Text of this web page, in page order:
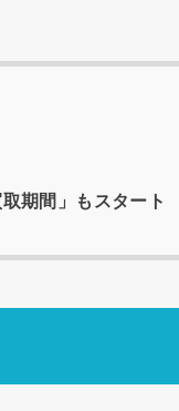
期間」もスタート